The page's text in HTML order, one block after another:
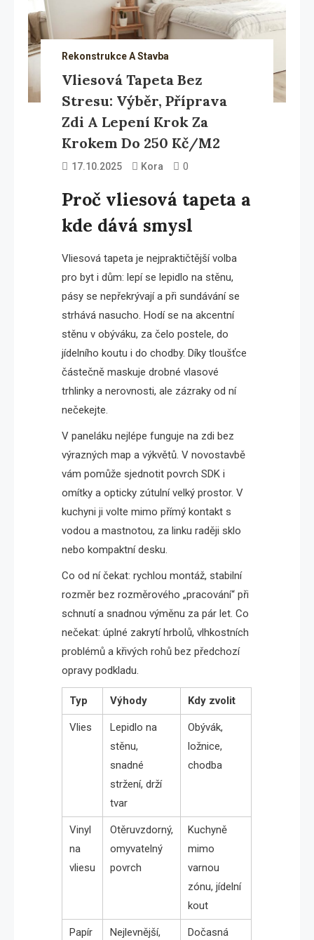
Rekonstrukce A Stavba
Vliesová Tapeta Bez
Stresu: Výběr, Příprava
Zdi A Lepení Krok Za
Krokem Do 250 Kč/m2
17.10.2025 Kora 0
Proč vliesová tapeta a
kde dává smysl
Vliesová tapeta je nejpraktičtější volba
pro byt i dům: lepí se lepidlo na stěnu,
pásy se nepřekrývají a při sundávání se
strhává nasucho. Hodí se na akcentní
stěnu v obýváku, za čelo postele, do
jídelního koutu i do chodby. Díky tloušťce
částečně maskuje drobné vlasové
trhlinky a nerovnosti, ale zázraky od ní
nečekejte.
V paneláku nejlépe funguje na zdi bez
výrazných map a výkvětů. V novostavbě
vám pomůže sjednotit povrch SDK i
omítky a opticky zútulní velký prostor. V
kuchyni ji volte mimo přímý kontakt s
vodou a mastnotou, za linku raději sklo
nebo kompaktní desku.
Co od ní čekat: rychlou montáž, stabilní
rozměr bez rozměrového „pracování“ při
schnutí a snadnou výměnu za pár let. Co
nečekat: úplné zakrytí hrbolů, vlhkostních
problémů a křivých rohů bez předchozí
opravy podkladu.
Typ Výhody Kdy zvolit
Vlies
Lepidlo na
stěnu,
snadné
stržení, drží
tvar
Obývák,
ložnice,
chodba
Vinyl
na
vliesu
Otěruvzdorný,
omyvatelný
povrch
Kuchyně
mimo
varnou
zónu, jídelní
kout
Papír
Nejlevnější,
Dočasná